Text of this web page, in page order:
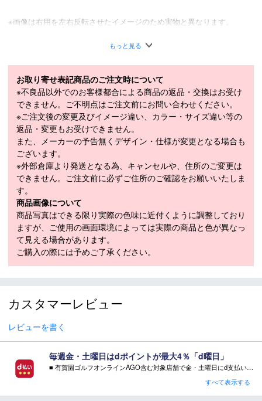
※画像は右用を左右反転させたイメージのため実物と異なります。
世界中のツアープロ達が認めた究極の打感と転がりにこだわった完
ボ）とは？】
アメリカ・アリゾナ州のPING本社に所在するパター専門の研究開
発室。
ここでは世界中のツアープロ達を勝利に導くため、最先端のツール
を駆使した研究が行われている。
1ミリの狂いも無い完全フラットな状態を保ったパターレーンで
は、トッププロ達のストロークや転がりを分析。
プロが求める繊細なタッチやフィーリングとは何か？ベストな転が
りとは何か？を日々追求している。
この開発室の名を冠した特別なパターが「PLD」だ。
テクノロジー
・パター研究開発室で生まれた最高品質削り出しヘッド
最高品質の303ステンレススチールを精密な鍛造製法で細部までこ
だわり削り出した、プロが求める形状、打感、打球音を実現するヘ
ッド。
を採用した、ツアーで実証済みの新ディープAMP（アンプ）溝を
・ヘッドとシャフトのカラーを統一したシャープなデザイン
ヘッドとシャフトのカラーを連動させ、統一感を持たせたこだわり
のデザイン。
ヘッドの仕上げに合わせたシャフトカラーの採用により、シャープ
で洗練されたクラブイメージに。
もっと見る
お取り寄せ表記商品のご注文時について
※不良品以外でのお客様都合による商品の返品・交換はお受け
できません。ご不明点はご注文前にお問い合わせください。
※ご注文後の変更及びイメージ違い、カラー・サイズ違い等の
返品・変更もお受けできません。
また、メーカーの予告無くデザイン・仕様が変更となる場合も
ございます。
※外部倉庫より発送となる為、キャンセルや、住所のご変更は
できません。ご注文前に必ずご住所のご確認をお願いいたしま
す。
商品画像について
商品写真はできる限り実際の色味に近付くように調整しており
ますが、ご使用の画面環境によっては実際の商品と色が異なっ
て見える場合があります。
ご購入の際には予めご了承ください。
カスタマーレビュー
レビューを書く
毎週金・土曜日はdポイントが最大4％「d曜日」
■ 有賀園ゴルフオンラインAGO含む対象店舗で金・土曜日にd支払いをすると
■ キャンペーン期間：毎週 金・土曜日 AM 0:00 - PM 23:59
すべて表示する